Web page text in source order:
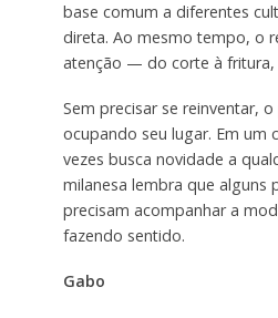
base comum a diferentes
direta. Ao mesmo tempo, o
atenção — do corte à
Sem precisar se reinventar,
ocupando seu lugar. Em um
vezes busca novidade a
milanesa lembra que alguns
precisam acompanhar a
fazendo sentido.
Gabo